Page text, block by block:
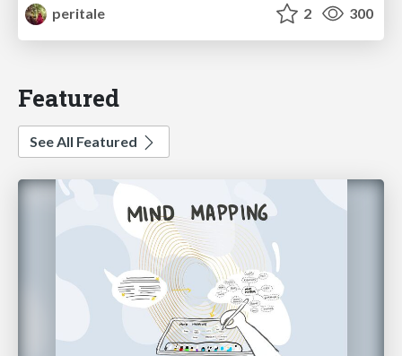
peritale 2 300
Featured
See All Featured